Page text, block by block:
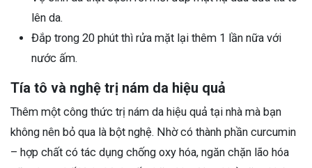
lên da.
Đắp trong 20 phút thì rửa mặt lại thêm 1 lần nữa với
nước ấm.
Tía tô và nghệ trị nám da hiệu quả
Thêm một công thức trị nám da hiệu quả tại nhà mà bạn
không nên bỏ qua là bột nghệ. Nhờ có thành phần curcumin
– hợp chất có tác dụng chống oxy hóa, ngăn chặn lão hóa